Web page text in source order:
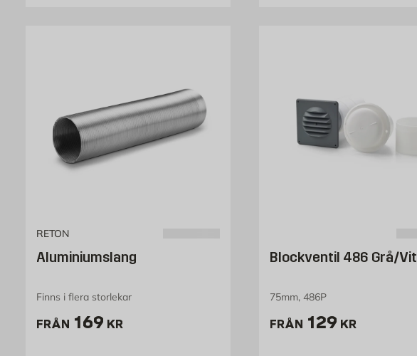
RETON
Aluminiumslang
Finns i flera storlekar
FRÅN Pris 169 kr
169 KR
Blockventil 486 Grå/Vit
75mm, 486P
FRÅN Pris 129 kr
129 KR